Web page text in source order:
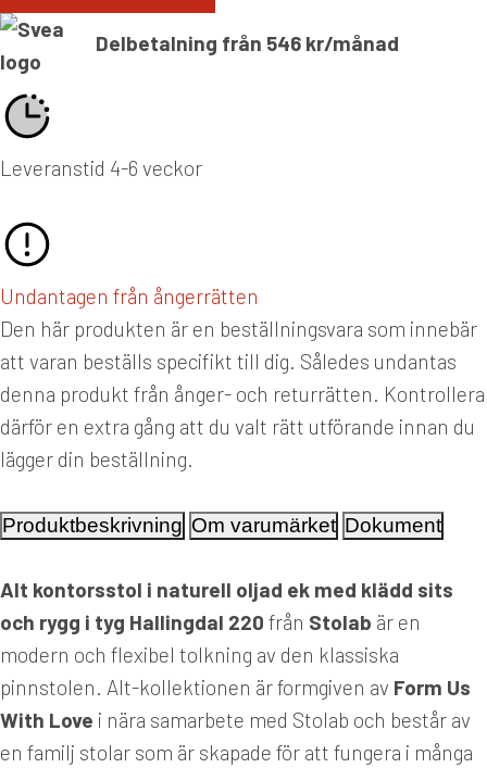
Delbetalning från 546 kr/månad
Leveranstid 4-6 veckor
Undantagen från ångerrätten
Den här produkten är en beställningsvara som innebär
att varan beställs specifikt till dig. Således undantas
denna produkt från ånger- och returrätten. Kontrollera
därför en extra gång att du valt rätt utförande innan du
lägger din beställning.
Produktbeskrivning Om varumärket Dokument
Alt kontorsstol i naturell oljad ek med klädd sits
och rygg i tyg Hallingdal 220 från Stolab är en
modern och flexibel tolkning av den klassiska
pinnstolen. Alt-kollektionen är formgiven av Form Us
With Love i nära samarbete med Stolab och består av
en familj stolar som är skapade för att fungera i många